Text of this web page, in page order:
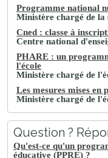
Programme national
Ministère chargé de la
Cned : classe à
Centre national
PHARE : un
l'école
Ministère chargé de
Les mesures mises en
Ministère chargé de
Question ?
Qu'est-ce qu'un
éducative (PPRE) ?